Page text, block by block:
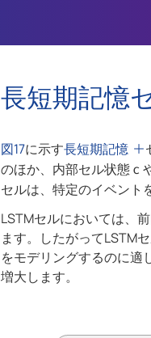
長短期記憶
図17に示す長短期記憶
のほか、内部セル状態c
セルは、特定のイベント
LSTMセルにおいては、
ます。したがってLSTM
をモデリングするのに適
増大します。